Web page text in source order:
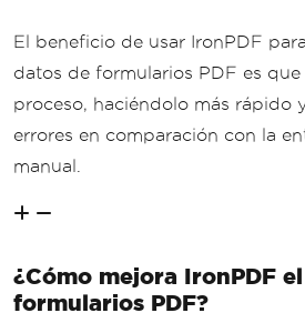
El beneficio de usar IronPDF
datos de formularios PDF es
proceso, haciéndolo más rápido
errores en comparación con la
manual.
¿Cómo mejora IronPDF
formularios PDF?